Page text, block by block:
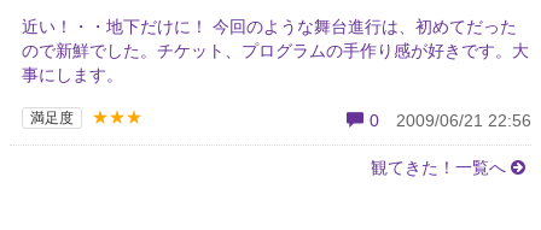
近い！・・地下だけに！ 今回のような舞台進行は、初めてだった
ので新鮮でした。チケット、プログラムの手作り感が好きです。大
事にします。
満足度 ★★★ 0 2009/06/21 22:56
観てきた！一覧へ